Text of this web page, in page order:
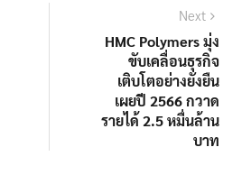
Next
HMC Polymers มุ่ง
ขับเคลื่อนธุรกิจ
เติบโตอย่างยั่งยืน
เผยปี 2566 กวาด
รายได้ 2.5 หมื่นล้าน
บาท